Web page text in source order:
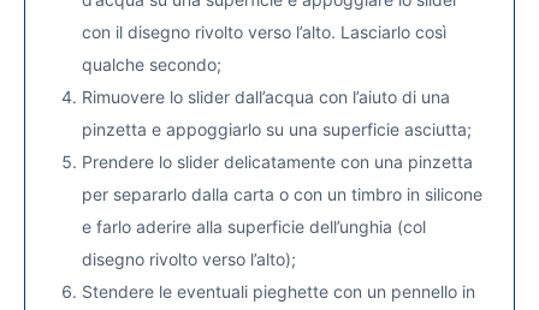
con il disegno rivolto verso l’alto. Lasciarlo così
qualche secondo;
Rimuovere lo slider dall’acqua con l’aiuto di una
pinzetta e appoggiarlo su una superficie asciutta;
Prendere lo slider delicatamente con una pinzetta
per separarlo dalla carta o con un timbro in silicone
e farlo aderire alla superficie dell’unghia (col
disegno rivolto verso l’alto);
Stendere le eventuali pieghette con un pennello in